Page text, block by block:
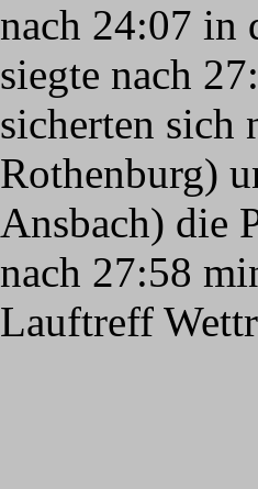
nach 24:07 in
siegte nach
sicherten sich
Rothenburg)
Ansbach) die
nach 27:58
Lauftreff